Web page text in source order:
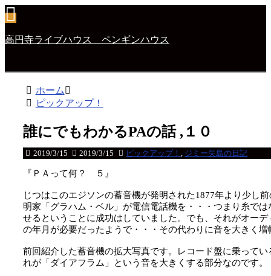
高円寺ライブハウス ペンギンハウス
ホーム
ピックアップ！
誰にでもわかるPAの話 ,１０
2019/3/15 2019/3/15 ピックアップ！ ジミー矢島の日記
『ＰＡって何？ ５』
じつはこのエジソンの蓄音機が発明された1877年より少し
明家「グラハム・ベル」が電信電話機を・・・つまり糸で
せるということに成功はしていました。でも、それがオー
の年月が必要だったようで・・・その代わりに音を大きく
前回紹介した蓄音機の拡大写真です。レコード盤に乗って
れが「ダイアフラム」という音を大きくする部分なのです。